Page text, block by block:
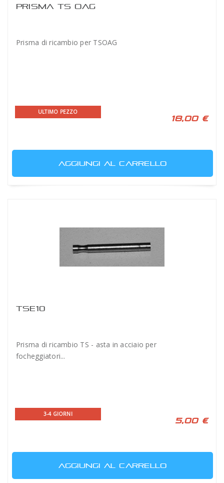
PRISMA TS OAG
Prisma di ricambio per TSOAG
ULTIMO PEZZO
18,00 €
AGGIUNGI AL CARRELLO
TSE10
Prisma di ricambio TS - asta in acciaio per
focheggiatori...
3-4 GIORNI
5,00 €
AGGIUNGI AL CARRELLO